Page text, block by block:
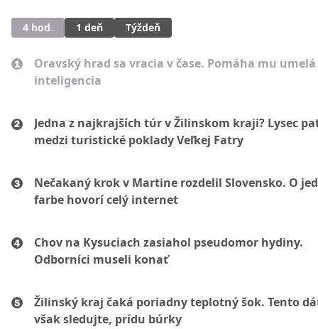
4 hod. 1 deň Týždeň
Oravský hrad sa vracia v čase. Pomáha mu umelá
inteligencia
Jedna z najkrajších túr v Žilinskom kraji? Lysec
medzi turistické poklady Veľkej Fatry
Nečakaný krok v Martine rozdelil Slovensko. O
farbe hovorí celý internet
Chov na Kysuciach zasiahol pseudomor hydiny.
Odborníci museli konať
Žilinský kraj čaká poriadny teplotný šok. Tento
však sledujte, prídu búrky